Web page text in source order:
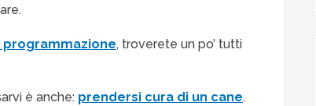
programmazione, troverete un po’ tutti
è anche: prendersi cura di un cane.